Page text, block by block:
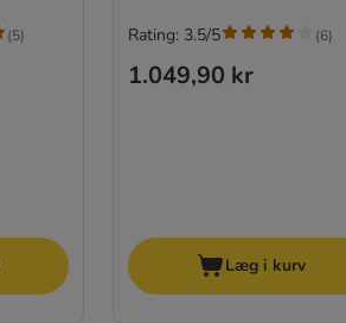
(5)
1.049,90 kr
Rating: 3.5/5 (6)
Læg i kurv